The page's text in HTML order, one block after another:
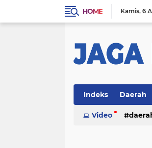
HOME Kamis 6
Indeks Daerah
Video